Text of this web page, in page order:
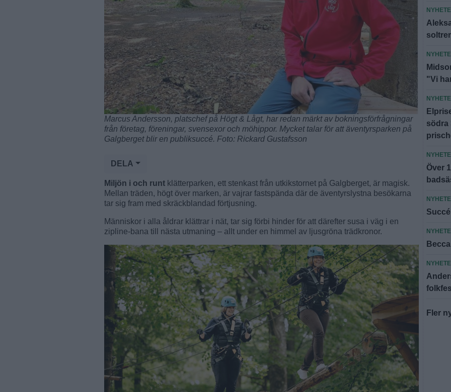
Marcus Andersson, platschef på Högt & Lågt, har redan märkt av bokningsförfrågningar
från företag, föreningar, svensexor och möhippor. Mycket talar för att äventyrsparken på
Galgberget blir en publiksuccé. Foto: Rickard Gustafsson
DELA
Miljön i och runt klätterparken, ett stenkast från utkikstornet på Galgberget, är magisk.
Mellan träden, högt över marken, är vajrar fastspända där de äventyrslystna besökarna
tar sig fram med skräckblandad förtjusning.
Människor i alla åldrar klättrar i nät, tar sig förbi hinder för att därefter susa i väg i en
zipline-bana till nästa utmaning – allt under en himmel av ljusgröna trädkronor.
"Vi
södra
Över
Fler